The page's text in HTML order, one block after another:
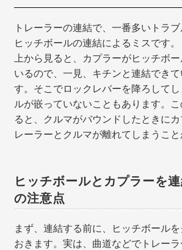
トレーラーの連結で、一番多いトラ
ヒッチボールの連結によるミスです。
上から見ると、カプラーがヒッチボ
いるので、一見、キチンと連結でき
す。そこでロックレバーを降ろして
ルが嵌っていないこともあります。
ると、クルマがバウンドしたときに
レーラーとクルマが離れてしまうこと
ヒッチボールとカプラーを
の注意点
まず、連結する前に、ヒッチボール
おきます。実は、曲道などでトレー